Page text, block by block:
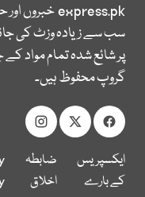
express.pkخبروں
سب سے زیادہ وزٹ کی
پر شائع شدہ تمام مواد
گروپ محفوظ ہیں۔
ایکسپریس
کے بارے
ضابطہ
اخلاق